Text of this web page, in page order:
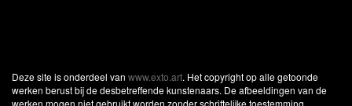
Deze site is onderdeel van www.exto.art. Het copyright op alle getoonde
werken berust bij de desbetreffende kunstenaars. De afbeeldingen van de
werken mogen niet gebruikt worden zonder schriftelijke toestemming.